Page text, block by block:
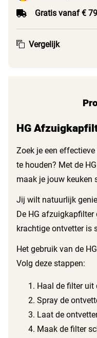
Gratis vanaf € 79
Vergelijk
HG
Zoek je een
te houden? Met de
maak je jouw keuken
Jij wilt natuurlijk
De HG
krachtige ontvetter is
Het gebruik van de
Volg deze stappen:
Haal de filter uit
Spray de
Laat de
Maak de filter